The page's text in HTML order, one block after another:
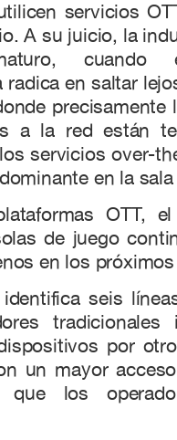
servicios
A su juicio, la
en saltar
precisamente
a la red están
servicios over-
en la
OTT,
de juego
en los
seis
tradicionales
por
un mayor
los